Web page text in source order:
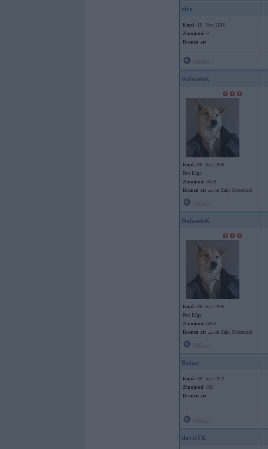
efce
Kopš: 16. Nov 2016
Ziņojumi: 8
Braucu ar:
RolandsK
Kopš: 06. Sep 2006
No: Rīga
Ziņojumi: 3652
Braucu ar: ᴑᴑ un Zaļo Briesmoni
RolandsK
Kopš: 06. Sep 2006
No: Rīga
Ziņojumi: 3652
Braucu ar: ᴑᴑ un Zaļo Briesmoni
Briize
Kopš: 08. Sep 2023
Ziņojumi: 925
Braucu ar:
davisTK